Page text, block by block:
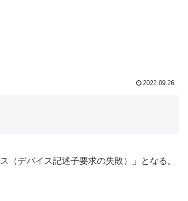
2022.09.26
（デバイス記述子要求の失敗）」となる。